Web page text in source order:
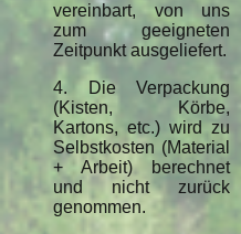
vereinbart, von uns
zum geeigneten
Zeitpunkt ausgeliefert.
4. Die Verpackung
(Kisten, Körbe,
Kartons, etc.) wird zu
Selbstkosten (Material
+ Arbeit) berechnet
und nicht zurück
genommen.